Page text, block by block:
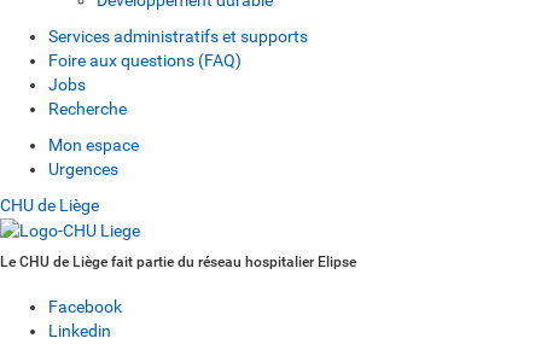
Services administratifs et supports
Foire aux questions (FAQ)
Jobs
Recherche
Mon espace
Urgences
CHU de Liège
Le CHU de Liège fait partie du réseau hospitalier Elipse
Facebook
Linkedin